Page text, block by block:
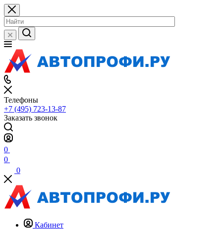
Телефоны
+7 (495) 723-13-87
Заказать звонок
0
0
0
Кабинет